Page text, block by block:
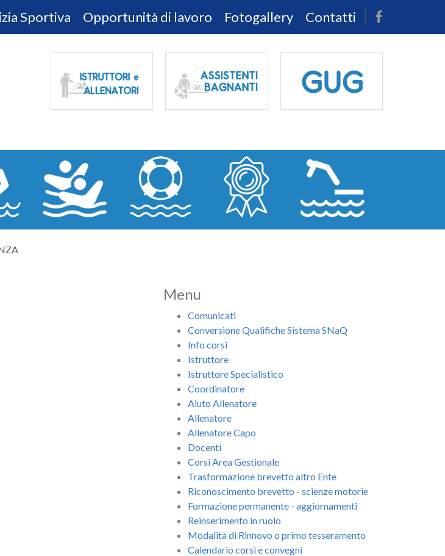
Sportiva Opportunità di lavoro Fotogallery Contatti
Menu
Comunicati
Conversione Qualifiche Sistema SNaQ
Info corsi
Istruttore
Istruttore Specialistico
Coordinatore
Aiuto Allenatore
Allenatore
Allenatore Capo
Docenti
Corsi Area Gestionale
Trasformazione brevetto altro Ente
Riconoscimento brevetto - scienze motorie
Formazione permanente - aggiornamenti
Reinserimento in ruolo
Modalità di Rinnovo o primo tesseramento
Calendario corsi e convegni